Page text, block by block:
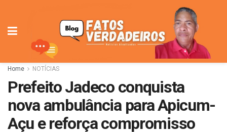
Home NOTÍCIAS
Prefeito Jadeco conquista
nova ambulância para Apicum-
Açu e reforça compromisso